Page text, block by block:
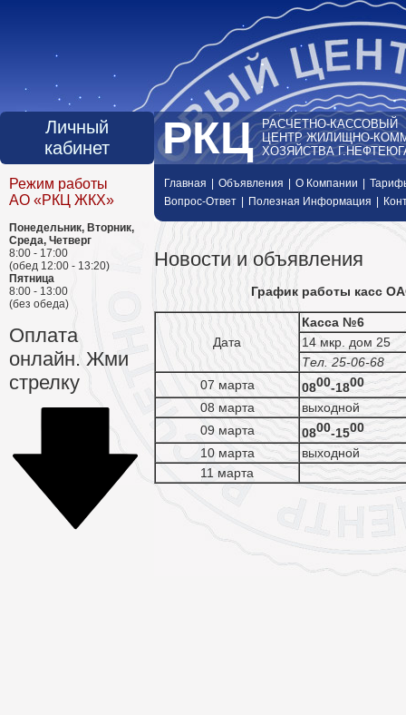
Личный
кабинет
РКЦ РАСЧЕТНО-КАССОВЫЙ
ЦЕНТР ЖИЛИЩНО-
ХОЗЯЙСТВА
Режим работы
АО «РКЦ ЖКХ»
Главная Объявления О Компании
Вопрос-Ответ
Полезная Информация
Понедельник, Вторник,
Среда, Четверг
8:00 - 17:00
(обед 12:00 - 13:20)
Пятница
8:00 - 13:00
(без обеда)
Оплата
онлайн. Жми
стрелку
Новости и объявления
График работы касс
Дата
Касса №6
14 мкр. дом 25
Тел. 25-06-68
07 марта
0800-1800
08 марта
выходной
09 марта
0800-1500
10 марта
выходной
11 марта